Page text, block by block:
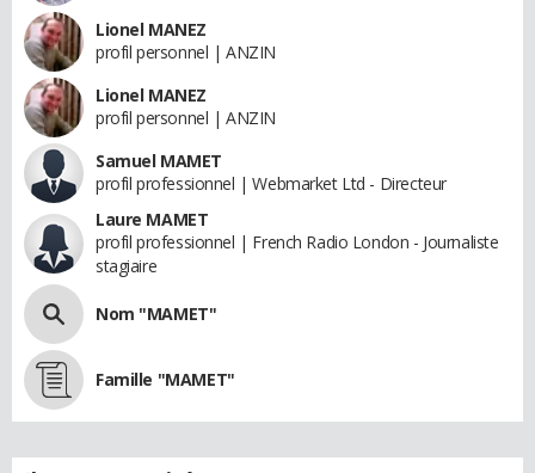
Lionel MANEZ
profil personnel | ANZIN
Lionel MANEZ
profil personnel | ANZIN
Samuel MAMET
profil professionnel | Webmarket Ltd - Directeur
Laure MAMET
profil professionnel | French Radio London - Journaliste
stagiaire
Nom "MAMET"
Famille "MAMET"